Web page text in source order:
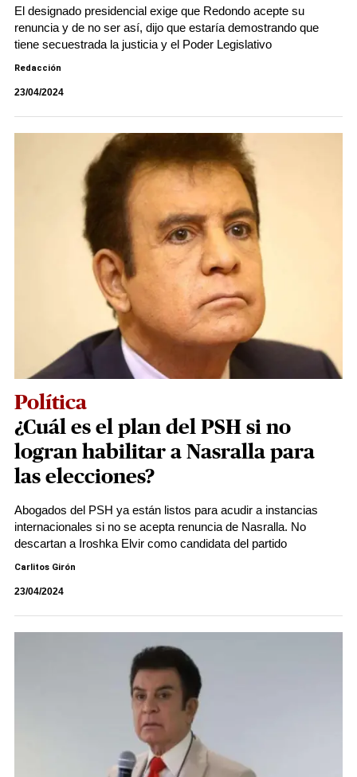
El designado presidencial exige que Redondo acepte su
renuncia y de no ser así, dijo que estaría demostrando que
tiene secuestrada la justicia y el Poder Legislativo
Redacción
23/04/2024
Política
¿Cuál es el plan del PSH si no
logran habilitar a Nasralla para
las elecciones?
Abogados del PSH ya están listos para acudir a instancias
internacionales si no se acepta renuncia de Nasralla. No
descartan a Iroshka Elvir como candidata del partido
Carlitos Girón
23/04/2024